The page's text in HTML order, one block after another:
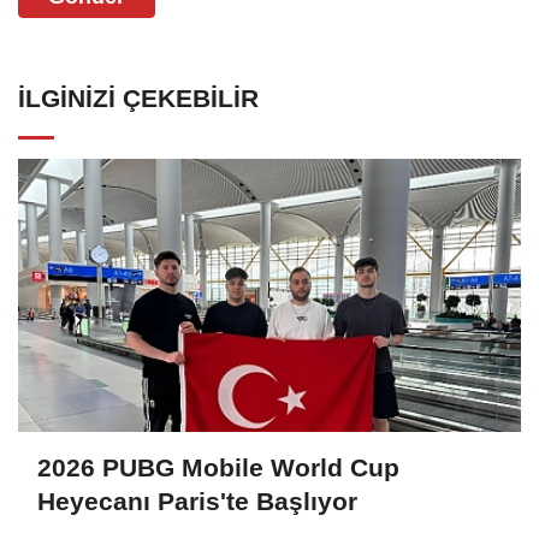
İLGINIZI ÇEKEBILIR
2026 PUBG Mobile World Cup
Heyecanı Paris'te Başlıyor